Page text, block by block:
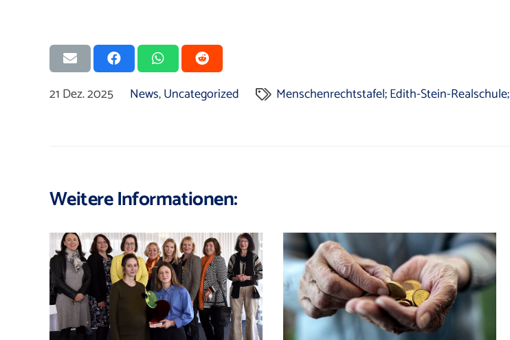
21 Dez. 2025 News,Uncategorized Menschenrechtstafel; Edith-Stein-Realschule;
Weitere Informationen: